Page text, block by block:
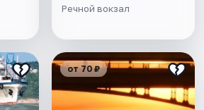
Речной вокзал
от 70 ₽